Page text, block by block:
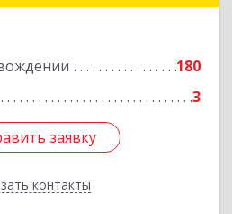
180
3
заявку
контакты
заявку
Назад